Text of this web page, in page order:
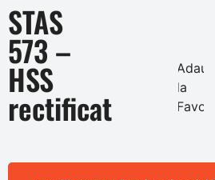
STAS
573 –
HSS
rectificat
Adauga
la